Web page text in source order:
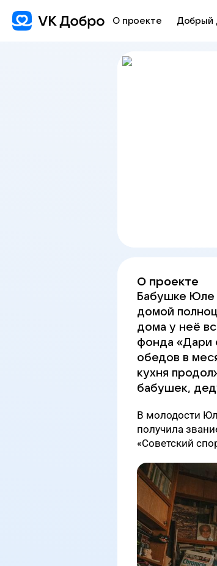
О проекте Добрый
О проекте
Бабушке Юле
домой
дома у неё
фонда «Дари
обедов в
кухня
бабушек,
В молодости
получила
«Советский